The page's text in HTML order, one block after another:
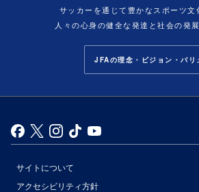
サッカーを通じて豊かなスポーツ文
人々の心身の健全な発達と社会の発
JFAの理念・ビジョン・バリ
サイトについて
アクセシビリティ方針